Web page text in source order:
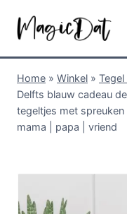
Home » Winkel »
Delfts blauw cadeau
tegeltjes met
mama | papa | vriend